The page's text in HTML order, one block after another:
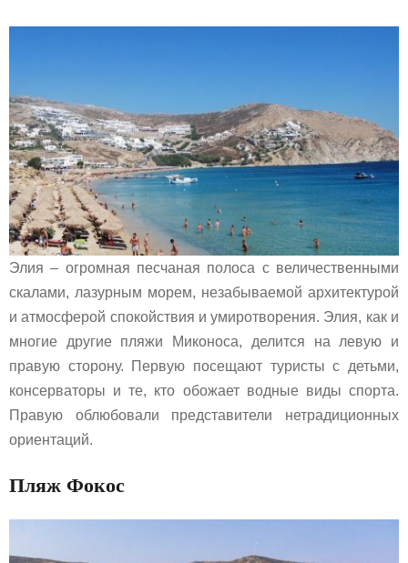
Элия – огромная песчаная полоса с величественными
скалами, лазурным морем, незабываемой архитектурой
и атмосферой спокойствия и умиротворения. Элия, как и
многие другие пляжи Миконоса, делится на левую и
правую сторону. Первую посещают туристы с детьми,
консерваторы и те, кто обожает водные виды спорта.
Правую облюбовали представители нетрадиционных
ориентаций.
Пляж Фокос